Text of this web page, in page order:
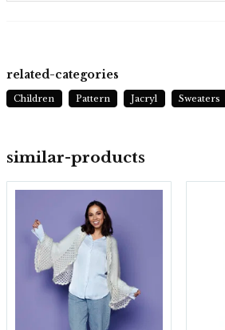
similar-products
related-categories
Children Pattern Jacryl Sweaters